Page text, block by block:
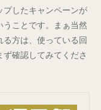
したキャンペーンが
ことです。まぁ当然
方は、使っている回
確認してみてくださ